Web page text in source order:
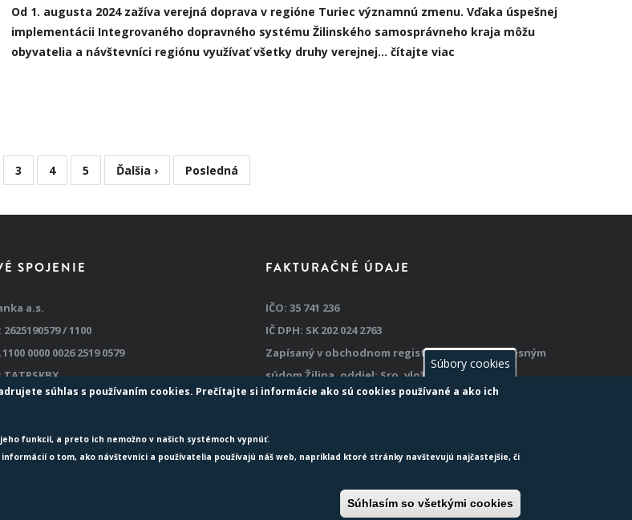
Od 1. augusta 2024 zažíva verejná doprava v regióne Turiec významnú zmenu. Vďaka úspešnej
implementácii Integrovaného dopravného systému Žilinského samosprávneho kraja môžu
obyvatelia a návštevníci regiónu využívať všetky druhy verejnej… čítajte viac
Stránka
3 Stránka
4 Stránka
5
Ďalšia
Ďalšia ›
Posledná
Posledná
SPOJENIE
a.s.
/ 1100
0000 0026 2519 0579
TATRSKBX
FAKTURAČNÉ ÚDAJE
IČO: 35 741 236
IČ DPH: SK 202 024 2763
Zapísaný v obchodnom registri: vedenom Okresným
súdom Žilina, oddiel: Sro, vložka č: 69536/L
Súbory cookies
súhlas s používaním cookies. Prečítajte si informácie ako sú cookies používané a ako ich
funkcií, a preto ich nemožno v našich systémoch vypnúť.
o tom, ako návštevníci a používatelia používajú náš web, napríklad ktoré stránky navštevujú najčastejšie, či
Súhlasím so všetkými cookies